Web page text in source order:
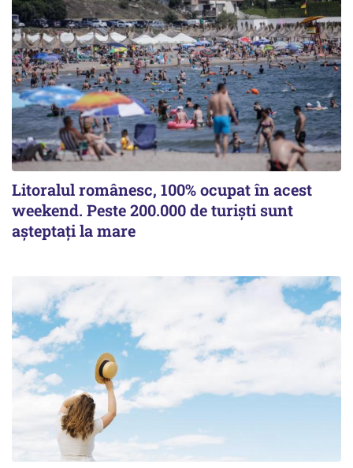
Litoralul românesc, 100% ocupat în acest
weekend. Peste 200.000 de turiști sunt
așteptați la mare